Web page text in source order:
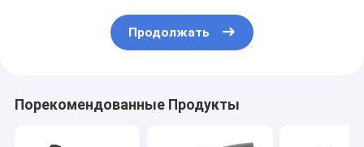
Продолжать
Порекомендованные Продукты